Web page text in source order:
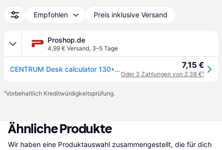
Empfohlen Preis inklusive Versand
Proshop.de
4,99 € Versand, 3–5 Tage
CENTRUM Desk calculator 130*110*23mm 7,15 €
Oder 3 Zahlungen von 2,38 €¹
¹Vorbehaltlich Kreditwürdigkeitsprüfung.
Ähnliche Produkte
Wir haben eine Produktauswahl zusammengestellt, die für dich